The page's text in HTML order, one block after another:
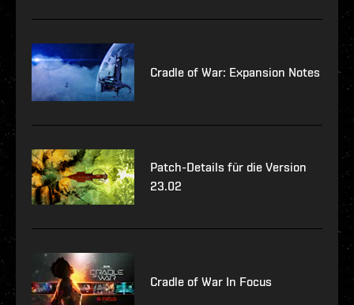
Cradle of War: Expansion Notes
Patch-Details für die Version
23.02
Cradle of War In Focus